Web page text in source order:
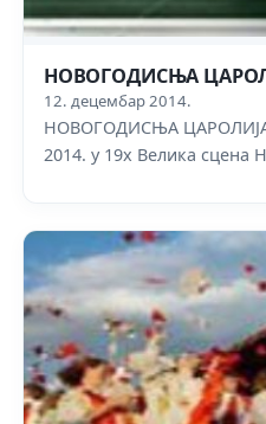
НОВОГОДИСЊА
12. децембар 2014.
НОВОГОДИСЊА
2014. у 19х Велика сцена